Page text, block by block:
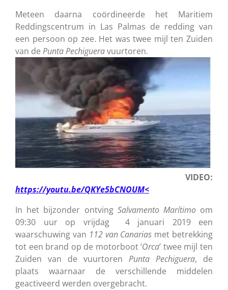
Meteen daarna coördineerde het Maritiem
Reddingscentrum in Las Palmas de redding van
een persoon op zee. Het was twee mijl ten Zuiden
van de Punta Pechigueravuurtoren.
VIDEO:
https://youtu.be/QKYe5bCNOUM<
In het bijzonder ontving Salvamento Marítimoom
09:30 uur op vrijdag 4 januari 2019 een
waarschuwing van 112 van Canarias met betrekking
tot een brand op de motorboot ‘Orca’ twee mijl ten
Zuiden van de vuurtoren Punta Pechiguera, de
plaats waarnaar de verschillende middelen
geactiveerd werden overgebracht.